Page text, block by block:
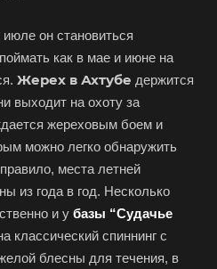
он становиться
как в мае и июне на
Жерех в Ахтубе держится
выходит на охоту за
жереховым боем и
можно легко обнаружить
места летней
из года в год. Несколько
и у базы “Судачье
классический спиннинг с
блесны для течения, в